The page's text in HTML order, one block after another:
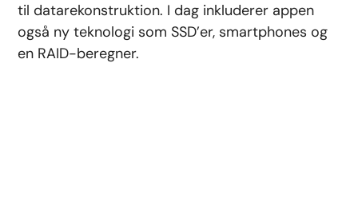
til datarekonstruktion. I dag inkluderer appen
også ny teknologi som SSD’er, smartphones og
en RAID-beregner.